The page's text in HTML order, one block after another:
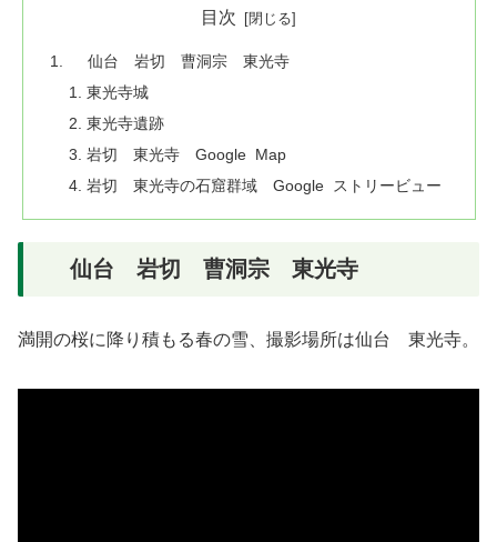
目次
仙台 岩切 曹洞宗 東光寺
東光寺城
東光寺遺跡
岩切 東光寺 Google Map
岩切 東光寺の石窟群域 Google ストリービュー
仙台 岩切 曹洞宗 東光寺
満開の桜に降り積もる春の雪、撮影場所は仙台 東光寺。